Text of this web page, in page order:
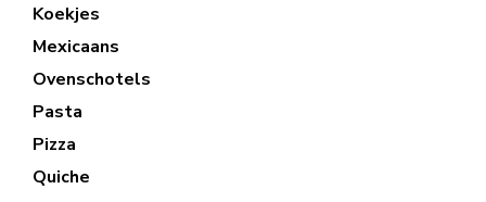
Koekjes
Mexicaans
Ovenschotels
Pasta
Pizza
Quiche